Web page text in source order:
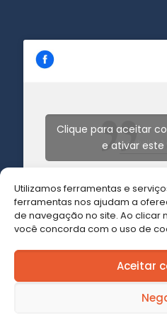
Utilizamos ferramentas e
ferramentas nos ajudam a
de navegação no site. Ao clicar
você concorda com o uso de
Aceitar
Acrilville
Clique para aceitar
e ativar